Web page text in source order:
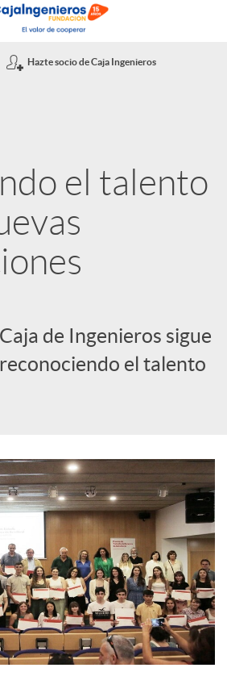
Hazte socio de Caja Ingenieros
el talento
de Ingenieros sigue
el talento